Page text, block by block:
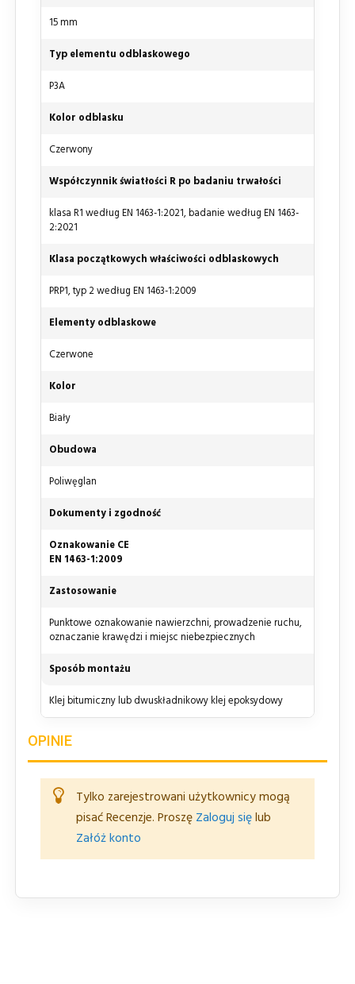
15 mm
Typ elementu odblaskowego
P3A
Kolor odblasku
Czerwony
Współczynnik światłości R po badaniu trwałości
klasa R1 według EN 1463-1:2021, badanie według EN 1463-
2:2021
Klasa początkowych właściwości odblaskowych
PRP1, typ 2 według EN 1463-1:2009
Elementy odblaskowe
Czerwone
Kolor
Biały
Obudowa
Poliwęglan
Dokumenty i zgodność
Oznakowanie CE
EN 1463-1:2009
Zastosowanie
Punktowe oznakowanie nawierzchni, prowadzenie ruchu,
oznaczanie krawędzi i miejsc niebezpiecznych
Sposób montażu
Klej bitumiczny lub dwuskładnikowy klej epoksydowy
OPINIE
Tylko zarejestrowani użytkownicy mogą
pisać Recenzje. Proszę Zaloguj sięlub
Załóż konto